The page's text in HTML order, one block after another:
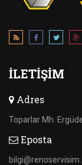
İLETIŞIM
Adres
Toparlar Mh.
Eposta